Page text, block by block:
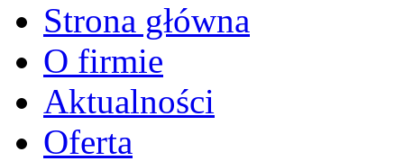
Strona główna
O firmie
Aktualności
Oferta